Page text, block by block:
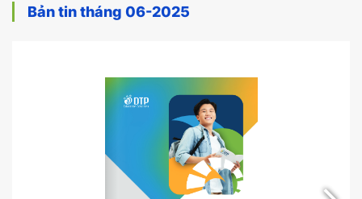
Bản tin tháng 06-2025